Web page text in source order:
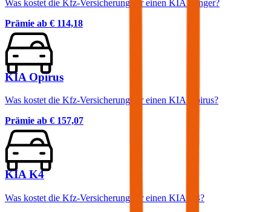
Was kostet die Kfz-Versicherung für einen KIA Stinger?
Prämie ab € 114,18
KIA Opirus
Was kostet die Kfz-Versicherung für einen KIA Opirus?
Prämie ab € 157,07
KIA K4
Was kostet die Kfz-Versicherung für einen KIA K4?